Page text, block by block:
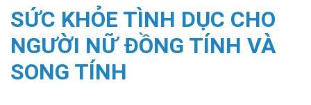
SỨC KHỎE TÌNH DỤC CHO
NGƯỜI NỮ ĐỒNG TÍNH VÀ
SONG TÍNH